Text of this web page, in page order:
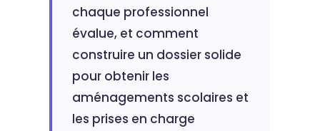
chaque professionnel
évalue, et comment
construire un dossier solide
pour obtenir les
aménagements scolaires et
les prises en charge